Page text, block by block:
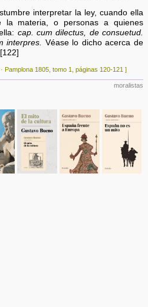
interpretar la ley, cuando ella
la materia, o personas a quienes
cap. cum dilectus, de consuetud.
interpres.
Véase lo dicho acerca de
Pamplona 1805, tomo 1, páginas 120-121 ]
moralistas